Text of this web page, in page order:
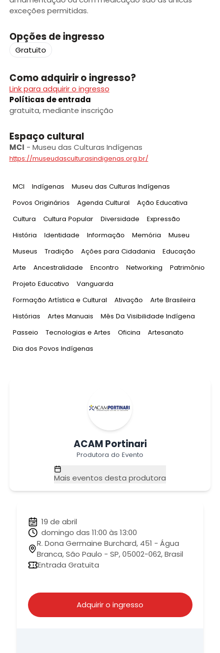
exceções permitidas.
Opções de ingresso
Gratuito
Como adquirir o ingresso?
Link para adquirir o ingresso
Políticas de entrada
gratuita, mediante inscrição
Espaço cultural
MCI - Museu das Culturas Indígenas
https://museudasculturasindigenas.org.br/
Tag
MCI Tag:
Indígenas Tag:
Museu das Culturas Indígenas
Tag:
Povos Originários Tag:
Agenda Cultural Tag:
Ação Educativa
Tag:
Cultura Tag:
Cultura Popular Tag:
Diversidade Tag:
Expressão
Tag:
História Tag:
Identidade Tag:
Informação Tag:
Memória Tag:
Museu
Tag:
Museus Tag:
Tradição Tag:
Ações para Cidadania Tag:
Educação
Tag:
Arte Tag:
Ancestralidade Tag:
Encontro Tag:
Networking Tag:
Patrimônio
Tag:
Projeto Educativo Tag:
Vanguarda
Tag:
Formação Artística e Cultural Tag:
Ativação Tag:
Arte Brasileira
Tag:
Histórias Tag:
Artes Manuais Tag:
Mês Da Visibilidade Indígena
Tag:
Passeio Tag:
Tecnologias e Artes Tag:
Oficina Tag:
Artesanato
Tag :
Dia dos Povos Indígenas
ACAM Portinari
Produtora do Evento
Mais eventos desta produtora
19 de abril
domingo das 11:00 às 13:00
R. Dona Germaine Burchard, 451 - Água
Branca, São Paulo - SP, 05002-062, Brasil
Entrada Gratuita
Adquirir o ingresso